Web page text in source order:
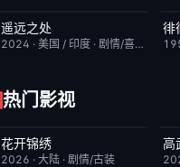
昨日更新
遥远之处
2024 · 美国 / 印度 · 剧情/喜剧
徘
热门影视
更新至第4集
花开锦绣
2026 · 大陆 · 剧情/古装